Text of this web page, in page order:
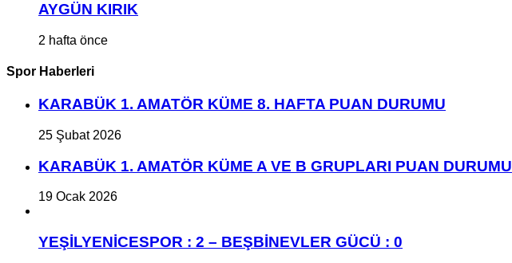
AYGÜN KIRIK
2 hafta önce
Spor Haberleri
KARABÜK 1. AMATÖR KÜME 8. HAFTA PUAN DURUMU
25 Şubat 2026
KARABÜK 1. AMATÖR KÜME A VE B GRUPLARI PUAN DURUMU
19 Ocak 2026
YEŞİLYENİCESPOR : 2 – BEŞBİNEVLER GÜCÜ : 0